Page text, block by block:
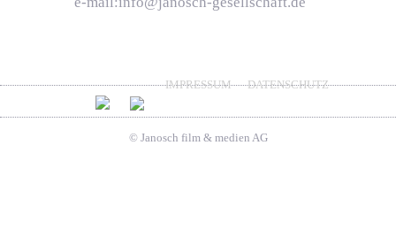
IMPRESSUM DATENSCHUTZ
© Janosch film & medien AG